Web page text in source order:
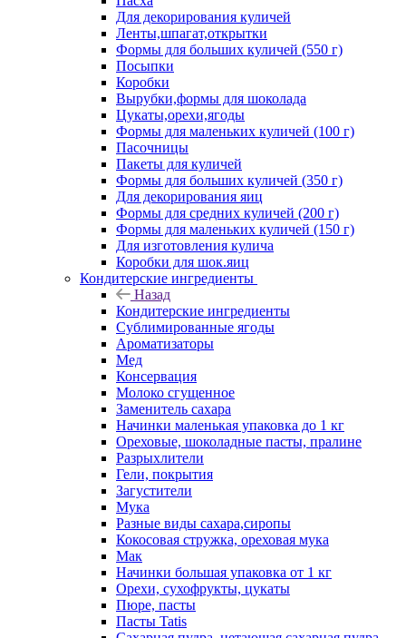
Для декорирования куличей
Ленты,шпагат,открытки
Формы для больших куличей (550 г)
Посыпки
Коробки
Вырубки,формы для шоколада
Цукаты,орехи,ягоды
Формы для маленьких куличей (100 г)
Пасочницы
Пакеты для куличей
Формы для больших куличей (350 г)
Для декорирования яиц
Формы для средних куличей (200 г)
Формы для маленьких куличей (150 г)
Для изготовления кулича
Коробки для шок.яиц
Кондитерские ингредиенты
Назад
Кондитерские ингредиенты
Сублимированные ягоды
Ароматизаторы
Мед
Консервация
Молоко сгущенное
Заменитель сахара
Начинки маленькая упаковка до 1 кг
Ореховые, шоколадные пасты, пралине
Разрыхлители
Гели, покрытия
Загустители
Мука
Разные виды сахара,сиропы
Кокосовая стружка, ореховая мука
Мак
Начинки большая упаковка от 1 кг
Орехи, сухофрукты, цукаты
Пюре, пасты
Пасты Tatis